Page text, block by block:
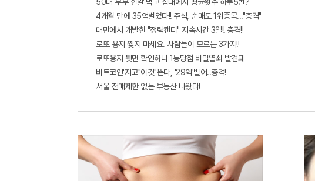
4개월 만에 35억벌었다!! 주식, 순매도 1위종목..."충격"
대만에서 개발한 "정력캔디" 지속시간 3일!! 충격!!
로또 용지 찢지 마세요. 사람들이 모르는 3가지!!
로또용지 뒷면 확인하니 1등당첨 비밀열쇠 발견돼
비트코인'지고"이것"뜬다, '29억'벌어..충격!
서울 전매제한 없는 부동산 나왔다!